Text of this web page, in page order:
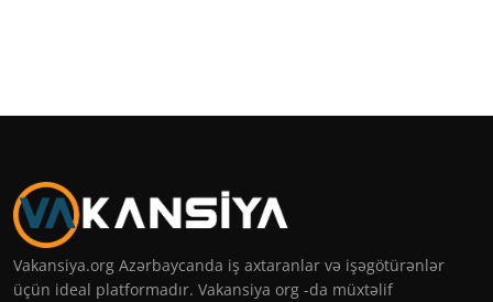
Vakansiya.org Azərbaycanda iş axtaranlar və işəgötürənlər
üçün ideal platformadır. Vakansiya org -da müxtəlif